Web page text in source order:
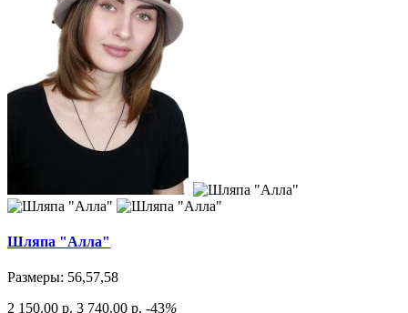
Шляпа "Алла"
Размеры: 56,57,58
2 150.00 р. 3 740.00 р. -43%